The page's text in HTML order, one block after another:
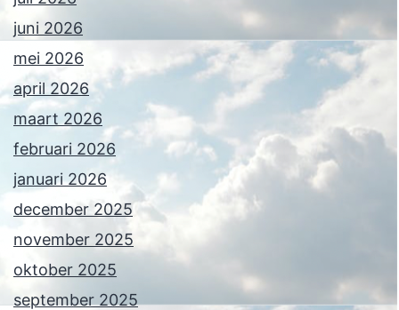
juni 2026
mei 2026
april 2026
maart 2026
februari 2026
januari 2026
december 2025
november 2025
oktober 2025
september 2025